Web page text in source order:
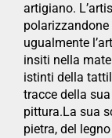
artigiano.
ugualmente
insiti nella
istinti della
tracce della
pittura.La sua
pietra, del